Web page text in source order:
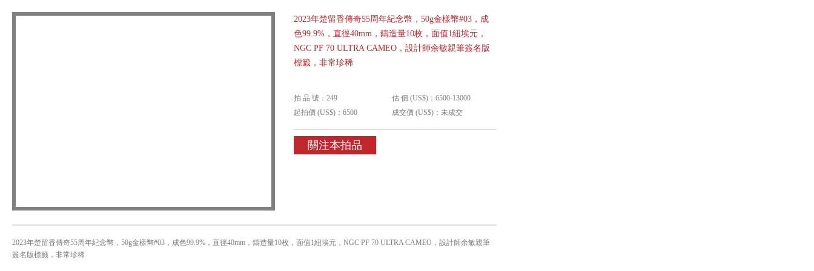
2023年楚留香傳奇55周年紀念幣，50g金樣幣#03，成
色99.9%，直徑40mm，鑄造量10枚，面值1紐埃元，
NGC PF 70 ULTRA CAMEO，設計師余敏親筆簽名版
標籤，非常珍稀
拍 品 號：249
估 價 (US$)：6500-13000
起拍價 (US$)：6500
成交價 (US$)：未成交
關注本拍品
2023年楚留香傳奇55周年紀念幣，50g金樣幣#03，成色99.9%，直徑40mm，鑄造量10枚，面值1紐埃元，NGC PF 70 ULTRA CAMEO，設計師余敏親筆
簽名版標籤，非常珍稀